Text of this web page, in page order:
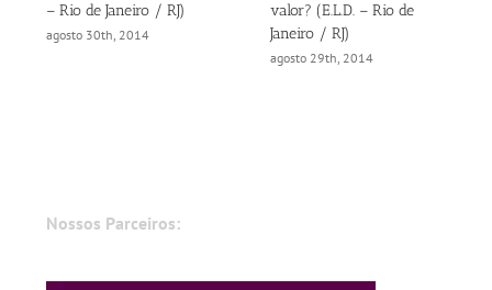
– Rio de Janeiro / RJ)
agosto 30th, 2014
valor? (E.L.D. – Rio de
Janeiro / RJ)
agosto 29th, 2014
Nossos Parceiros: